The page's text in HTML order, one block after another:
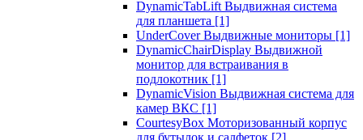
DynamicTabLift Выдвижная система
для планшета [1]
UnderCover Выдвижные мониторы [1]
DynamicChairDisplay Выдвижной
монитор для встраивания в
подлокотник [1]
DynamicVision Выдвижная система для
камер ВКС [1]
CourtesyBox Моторизованный корпус
для бутылок и салфеток [2]